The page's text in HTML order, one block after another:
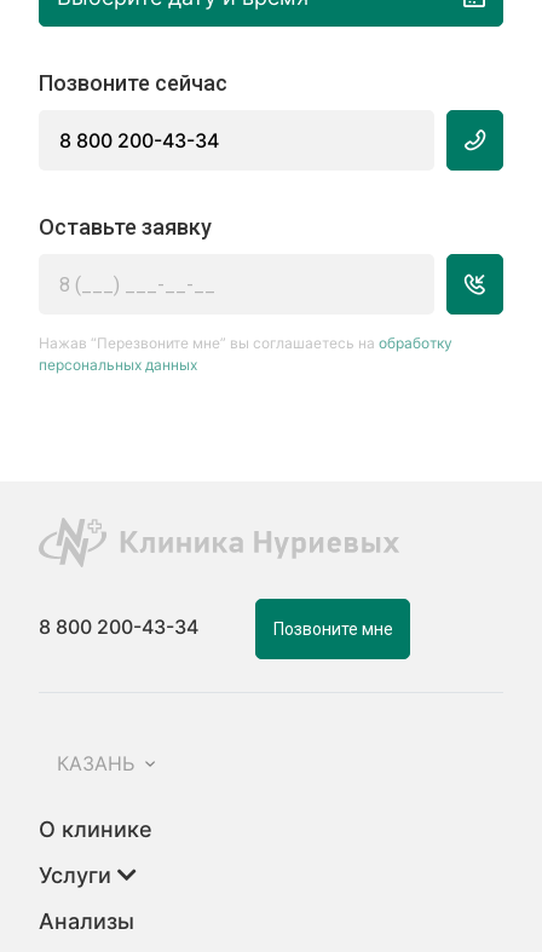
Позвоните сейчас
8 800 200-43-34
Оставьте заявку
Нажав “Перезвоните мне” вы соглашаетесь наобработку
персональных данных
8 800 200-43-34 Позвоните мне
КАЗАНЬ
О клинике
Услуги
Анализы